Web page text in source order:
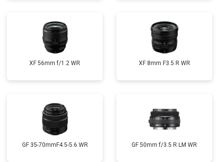
XF 56mm f/1.2 WR XF 8mm F3.5 R WR
GF 35-70mmF4.5-5.6 WR GF 50mm f/3.5 R LM WR